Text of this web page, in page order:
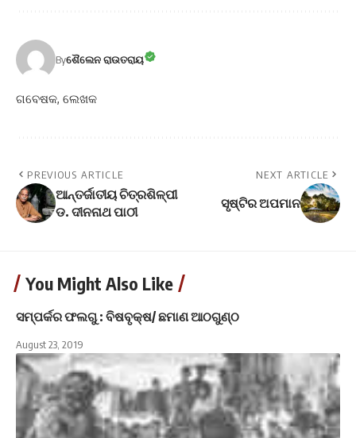
Byଶୈଲେନ ରାଉତରାୟ
ଗବେଷକ, ଲେଖକ
PREVIOUS ARTICLE
ଆନ୍ତର୍ଜାତୀୟ ଚିତ୍ରଶିଳ୍ପୀ
ଡ. ଦୀନନାଥ ପାଠୀ
NEXT ARTICLE
ସୃଷ୍ଟିର ଅପମାନ
You Might Also Like
ସମ୍ପର୍କର ଫଲଗୁ : ବିଷବୃକ୍ଷ/ ଛମାଣ ଆଠଗୁଣ୍ଠ
August 23, 2019